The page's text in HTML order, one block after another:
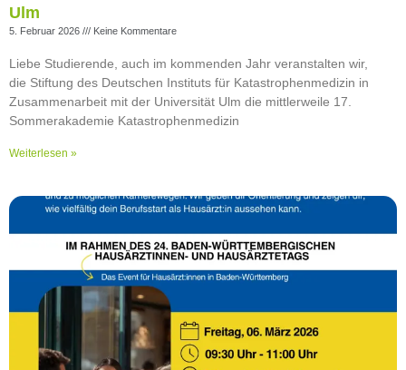
Ulm
5. Februar 2026 Keine Kommentare
Liebe Studierende, auch im kommenden Jahr veranstalten wir,
die Stiftung des Deutschen Instituts für Katastrophenmedizin in
Zusammenarbeit mit der Universität Ulm die mittlerweile 17.
Sommerakademie Katastrophenmedizin
Weiterlesen »